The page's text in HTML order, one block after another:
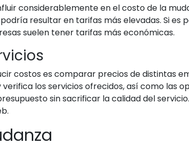
considerablemente en el costo de la
resultar en tarifas más elevadas. Si
suelen tener tarifas más económicas.
costos es comparar precios de distintas
los servicios ofrecidos, así como las
sin sacrificar la calidad del